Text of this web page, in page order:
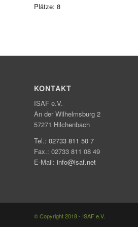
Plätze: 8
KONTAKT
ISAF e.V.
An der Wilhelmsburg 2
57271 Hilchenbach
Tel.: 02733 811 50 7
Fax.: 02733 811 08 49
E-Mail: info@isaf.net
© Copyright 2018 - ISAF e.V.